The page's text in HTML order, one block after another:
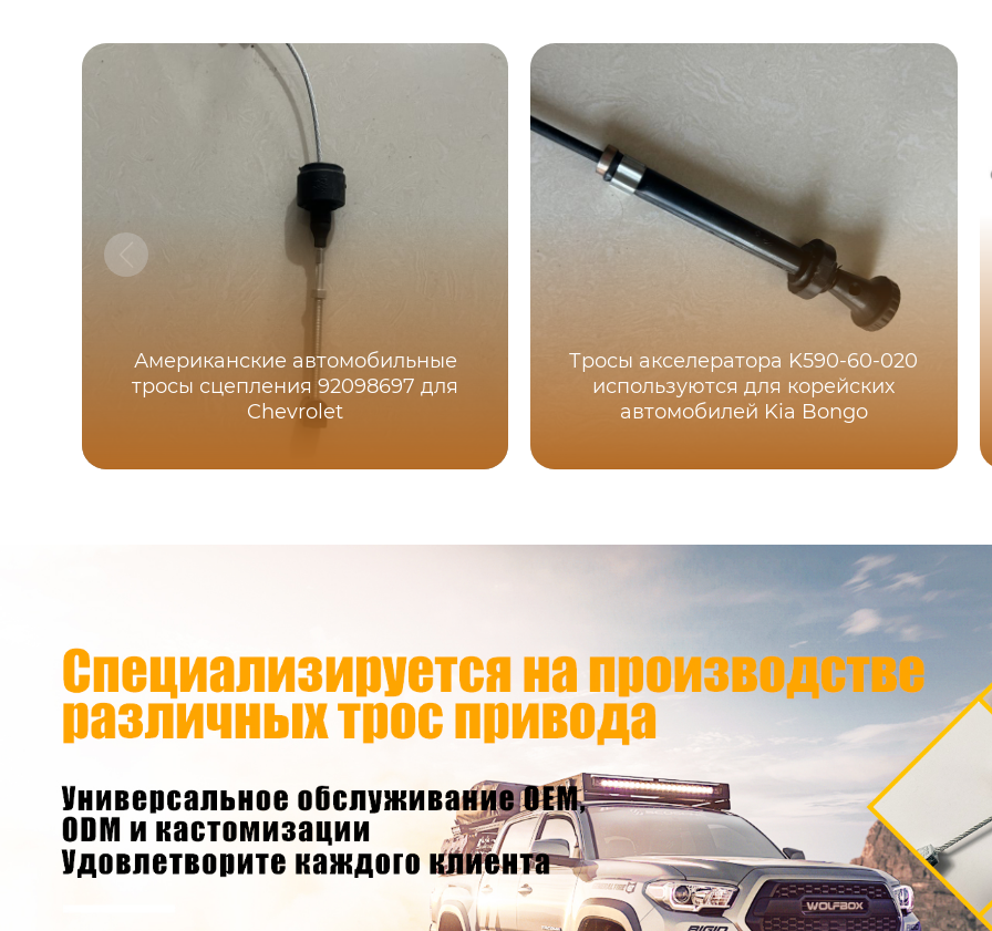
Американские автомобильные
тросы сцепления 92098697 для
Chevrolet
Тросы акселератора K590-60-020
используются для корейских
автомобилей Kia Bongo